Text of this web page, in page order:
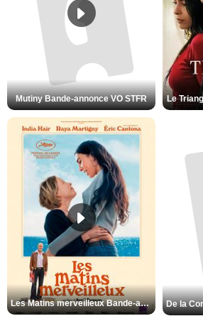
Mutiny Bande-annonce VO STFR Le
Les Matins merveilleux Bande-annonce VF